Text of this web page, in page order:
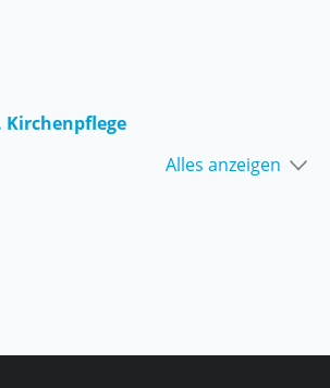
Kirchenpflege
Alles anzeigen